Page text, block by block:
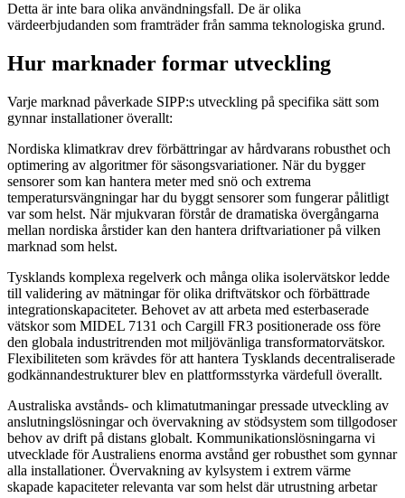
Detta är inte bara olika användningsfall. De är olika
värdeerbjudanden som framträder från samma teknologiska grund.
Hur marknader formar utveckling
Varje marknad påverkade SIPP:s utveckling på specifika sätt som
gynnar installationer överallt:
Nordiska klimatkrav drev förbättringar av hårdvarans robusthet och
optimering av algoritmer för säsongsvariationer. När du bygger
sensorer som kan hantera meter med snö och extrema
temperatursvängningar har du byggt sensorer som fungerar pålitligt
var som helst. När mjukvaran förstår de dramatiska övergångarna
mellan nordiska årstider kan den hantera driftvariationer på vilken
marknad som helst.
Tysklands komplexa regelverk och många olika isolervätskor ledde
till validering av mätningar för olika driftvätskor och förbättrade
integrationskapaciteter. Behovet av att arbeta med esterbaserade
vätskor som MIDEL 7131 och Cargill FR3 positionerade oss före
den globala industri­trenden mot miljövänliga transformatorvätskor.
Flexibiliteten som krävdes för att hantera Tysklands decentraliserade
godkännandestrukturer blev en plattformsstyrka värdefull överallt.
Australiska avstånds- och klimatutmaningar pressade utveckling av
anslutningslösningar och övervakning av stödsystem som tillgodoser
behov av drift på distans globalt. Kommunikationslösningarna vi
utvecklade för Australiens enorma avstånd ger robusthet som gynnar
alla installationer. Övervakning av kylsystem i extrem värme
skapade kapaciteter relevanta var som helst där utrustning arbetar